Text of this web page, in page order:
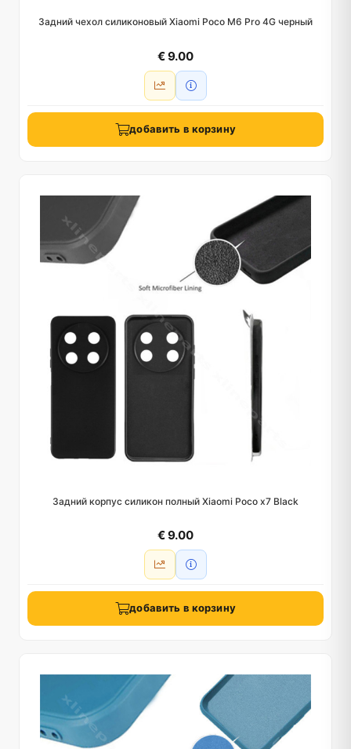
Задний чехол силиконовый Xiaomi Poco M6 Pro 4G черный
€ 9.00
добавить в корзину
Задний корпус силикон полный Xiaomi Poco x7 Black
€ 9.00
добавить в корзину